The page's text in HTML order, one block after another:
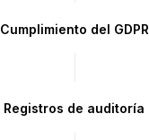
Cumplimiento del GDPR
Registros de auditoría